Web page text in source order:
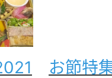
お節特